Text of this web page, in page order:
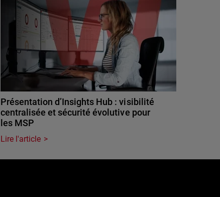
Présentation d’Insights Hub : visibilité
centralisée et sécurité évolutive pour
les MSP
Lire l'article